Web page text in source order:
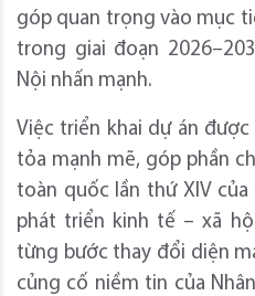
góp quan trọng vào mục
trong giai đoạn
Nội nhấn mạnh.
Việc triển khai dự án
tỏa mạnh mẽ, góp phần
toàn quốc lần thứ XIV
phát triển kinh tế – xã
từng bước thay đổi diện
củng cố niềm tin của